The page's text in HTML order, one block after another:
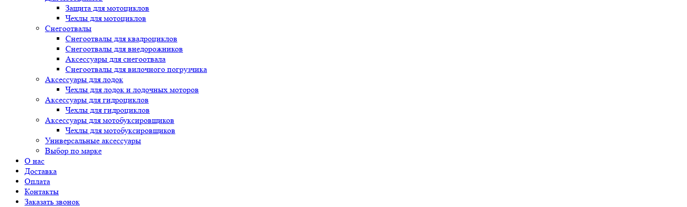
Защита для мотоциклов
Чехлы для мотоциклов
Снегоотвалы
Снегоотвалы для квадроциклов
Снегоотвалы для внедорожников
Аксессуары для снегоотвала
Снегоотвалы для вилочного погрузчика
Аксессуары для лодок
Чехлы для лодок и лодочных моторов
Аксессуары для гидроциклов
Чехлы для гидроциклов
Аксессуары для мотобуксировщиков
Чехлы для мотобуксировщиков
Универсальные аксессуары
Выбор по марке
О нас
Доставка
Оплата
Контакты
Заказать звонок